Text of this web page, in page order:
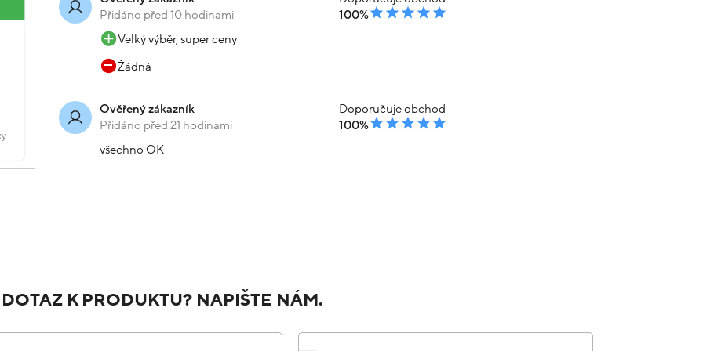
Přidáno před 10 hodinami
100%
Velký výběr, super ceny
Žádná
Ověřený zákazník
Přidáno před 21 hodinami
Doporučuje obchod
100%
všechno OK
K PRODUKTU? NAPIŠTE NÁM.